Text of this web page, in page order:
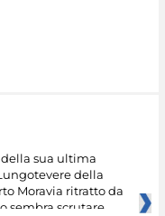
sua ultima
della
Moravia ritratto da
sembra scrutare